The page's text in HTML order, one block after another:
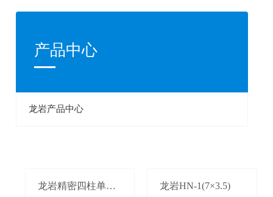
产品中心
龙岩产品中心
龙岩精密四柱单双
龙岩HN-1(7×3.5)